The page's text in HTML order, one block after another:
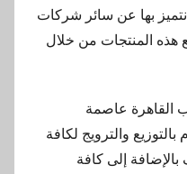
نتميز بها عن سائر شركات
هذه المنتجات من خلال
القاهرة عاصمة
والترويج لكافة
بالإضافة إلى كافة